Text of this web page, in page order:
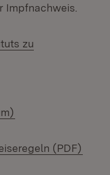
Impfnachweis.
zu
(PDF)